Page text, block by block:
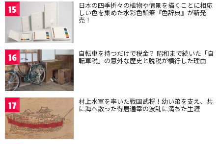
15 日本の四季折々の植物や情景を描くことに相応
しい色を集めた水彩色鉛筆『色辞典』が新発
売！
16 自転車を持つだけで税金？ 昭和まで続いた「自
転車税」の意外な歴史と脱税が横行した理由
17 村上水軍を率いた戦国武将！幼い弟を支え、共
に海へ散った得居通幸の波乱に満ちた生涯